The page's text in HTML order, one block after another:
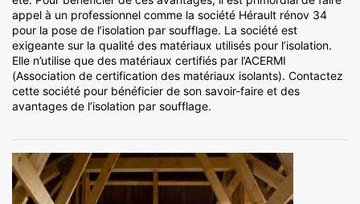
appel à un professionnel comme la société Hérault rénov 34
pour la pose de l’isolation par soufflage. La société est
exigeante sur la qualité des matériaux utilisés pour l’isolation.
Elle n’utilise que des matériaux certifiés par l’ACERMI
(Association de certification des matériaux isolants). Contactez
cette société pour bénéficier de son savoir-faire et des
avantages de l’isolation par soufflage.